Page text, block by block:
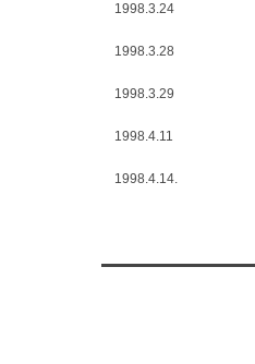
1998.3.24
1998.3.28
1998.3.29
1998.4.11
1998.4.14.